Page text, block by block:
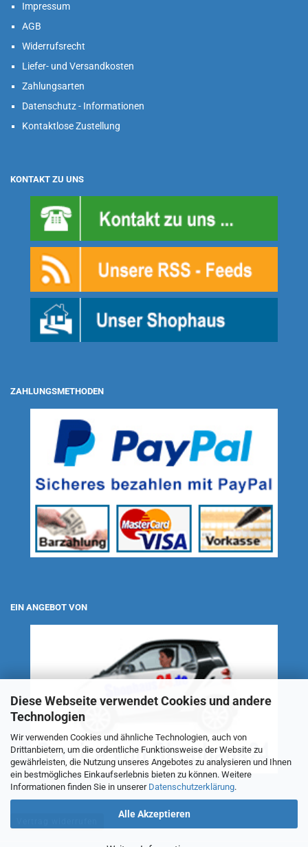
Diese Webseite verwendet Cookies und andere
Technologien
Wir verwenden Cookies und ähnliche Technologien, auch von
Drittanbietern, um die ordentliche Funktionsweise der Website zu
gewährleisten, die Nutzung unseres Angebotes zu analysieren und Ihnen
ein bestmögliches Einkaufserlebnis bieten zu können. Weitere
Informationen finden Sie in unserer Datenschutzerklärung.
Alle Akzeptieren
Impressum
AGB
Widerrufsrecht
Liefer- und Versandkosten
Zahlungsarten
Datenschutz - Informationen
Kontaktlose Zustellung
KONTAKT ZU UNS
ZAHLUNGSMETHODEN
EIN ANGEBOT VON